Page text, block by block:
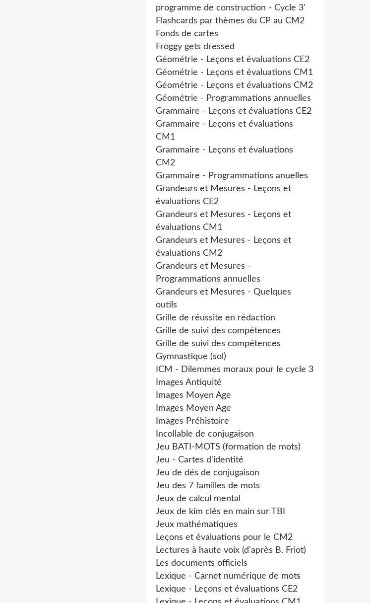
programme de construction - Cycle 3'
Flashcards par thèmes du CP au CM2
Fonds de cartes
Froggy gets dressed
Géométrie - Leçons et évaluations CE2
Géométrie - Leçons et évaluations CM1
Géométrie - Leçons et évaluations CM2
Géométrie - Programmations annuelles
Grammaire - Leçons et évaluations CE2
Grammaire - Leçons et évaluations
CM1
Grammaire - Leçons et évaluations
CM2
Grammaire - Programmations anuelles
Grandeurs et Mesures - Leçons et
évaluations CE2
Grandeurs et Mesures - Leçons et
évaluations CM1
Grandeurs et Mesures - Leçons et
évaluations CM2
Grandeurs et Mesures -
Programmations annuelles
Grandeurs et Mesures - Quelques
outils
Grille de réussite en rédaction
Grille de suivi des compétences
Grille de suivi des compétences
Gymnastique (sol)
ICM - Dilemmes moraux pour le cycle 3
Images Antiquité
Images Moyen Age
Images Moyen Age
Images Préhistoire
Incollable de conjugaison
Jeu BATI-MOTS (formation de mots)
Jeu - Cartes d'identité
Jeu de dés de conjugaison
Jeu des 7 familles de mots
Jeux de calcul mental
Jeux de kim clés en main sur TBI
Jeux mathématiques
Leçons et évaluations pour le CM2
Lectures à haute voix (d'après B. Friot)
Les documents officiels
Lexique - Carnet numérique de mots
Lexique - Leçons et évaluations CE2